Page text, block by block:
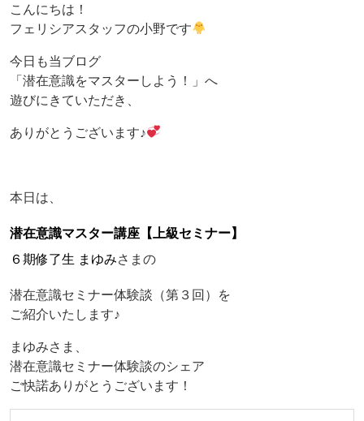
こんにちは！
フェリシアスタッフの小野です
今日も当ブログ
「潜在意識をマスターしよう！」へ
遊びにきていただき、
ありがとうございます♪
本日は、
潜在意識マスター講座【上級セミナー】
６期修了生 まゆみさまの
潜在意識セミナー体験談（第３回）を
ご紹介いたします♪
まゆみさま、
潜在意識セミナー体験談のシェア
ご快諾ありがとうございます！